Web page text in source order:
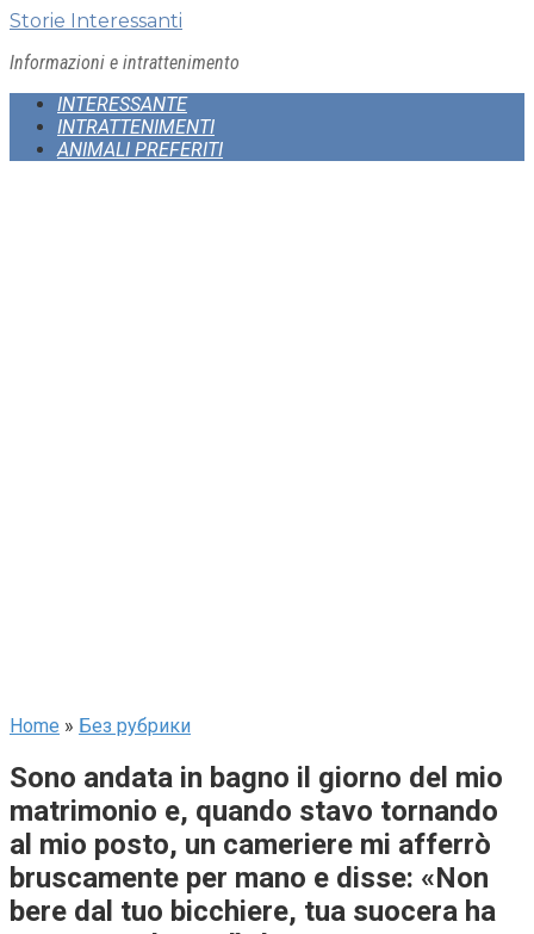
Skip
content
Storie Interessanti
Informazioni e intrattenimento
INTERESSANTE
INTRATTENIMENTI
ANIMALI PREFERITI
Home » Без рубрики
Sono andata in bagno il giorno del mio
matrimonio e, quando stavo tornando
al mio posto, un cameriere mi afferrò
bruscamente per mano e disse: «Non
bere dal tuo bicchiere, tua suocera ha